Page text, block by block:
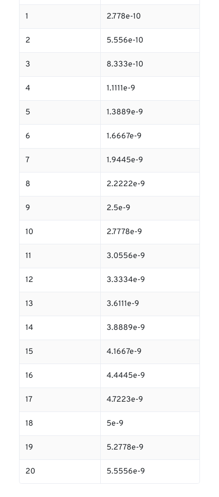
1 2.778e-10
2 5.556e-10
3 8.333e-10
4 1.1111e-9
5 1.3889e-9
6 1.6667e-9
7 1.9445e-9
8 2.2222e-9
9 2.5e-9
10 2.7778e-9
11 3.0556e-9
12 3.3334e-9
13 3.6111e-9
14 3.8889e-9
15 4.1667e-9
16 4.4445e-9
17 4.7223e-9
18 5e-9
19 5.2778e-9
20 5.5556e-9